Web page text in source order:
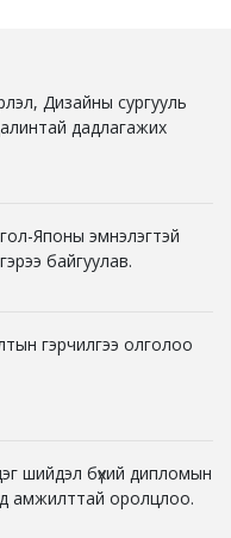
Дизайны сургууль
дадлагажих
Японы эмнэлэгтэй
байгуулав.
гэрчилгээ олголоо
шийдэл бүхий дипломын
амжилттай оролцлоо.